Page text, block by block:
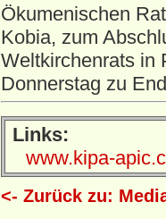
Ökumenischen
Kobia, zum
Weltkirchenrats
Donnerstag zu
Links:
www.kipa-
<- Zurück zu: